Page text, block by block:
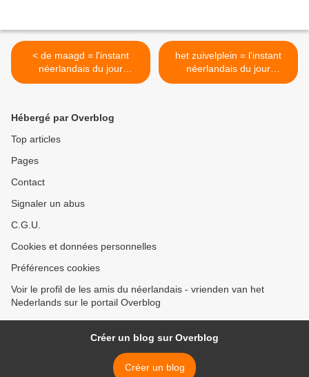
< de maagd = l'instant
néerlandais du jour
(2024_10_02)
het zuivelplein = l'instant
néerlandais du jour
(2024_10_04) >
Hébergé par Overblog
Top articles
Pages
Contact
Signaler un abus
C.G.U.
Cookies et données personnelles
Préférences cookies
Voir le profil de les amis du néerlandais - vrienden van het
Nederlands sur le portail Overblog
Créer un blog sur Overblog
Créer un blog